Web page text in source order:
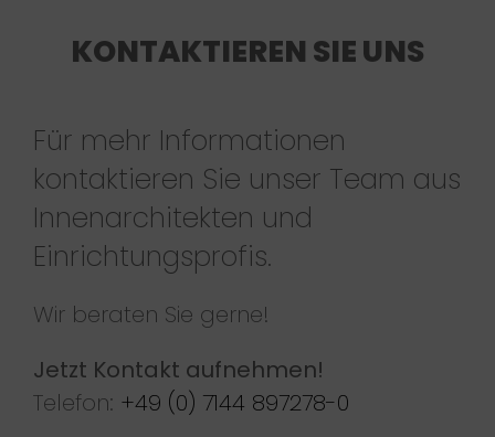
KONTAKTIEREN SIE UNS
Für mehr Informationen
kontaktieren Sie unser Team aus
Innenarchitekten und
Einrichtungsprofis.
Wir beraten Sie gerne!
Jetzt Kontakt aufnehmen!
Telefon: +49 (0) 7144 897278-0